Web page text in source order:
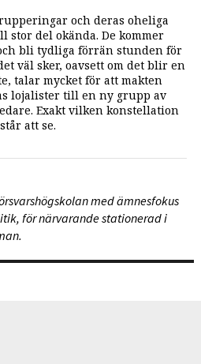
och deras oheliga
del okända. De kommer
bli tydliga förrän stunden för
väl sker, oavsett om det blir en
talar mycket för att makten
lojalister till en ny grupp av
Exakt vilken konstellation
att se.
med ämnesfokus
för närvarande stationerad i